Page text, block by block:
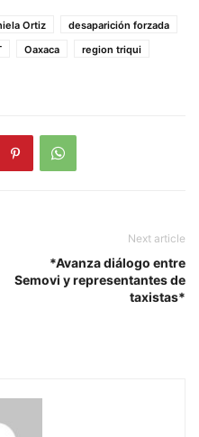
Ortiz
desaparición forzada
Oaxaca
region triqui
Next article
*Avanza diálogo entre
Semovi y representantes de
taxistas*